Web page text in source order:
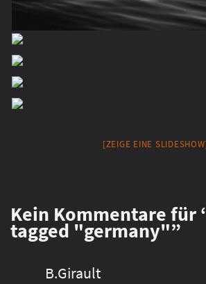
[ZEIGE EINE
Kein Kommentare für
tagged "germany"”
B.Girault